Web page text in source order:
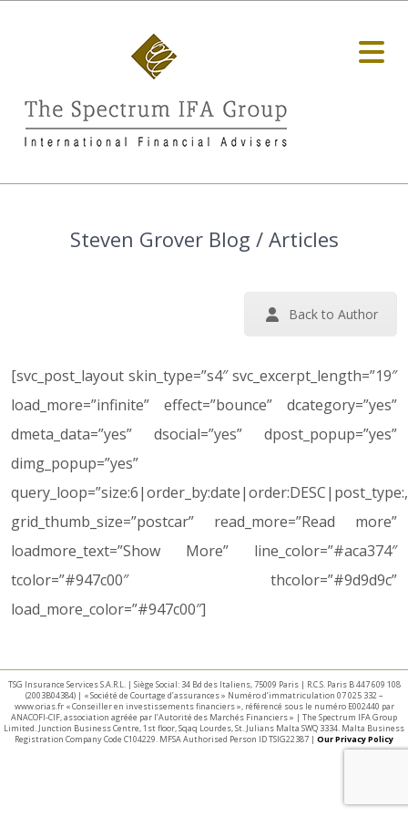
Steven Grover Blog / Articles
Back to Author
[svc_post_layout skin_type=”s4″ svc_excerpt_length=”19″
load_more=”infinite” effect=”bounce” dcategory=”yes”
dmeta_data=”yes” dsocial=”yes” dpost_popup=”yes”
dimg_popup=”yes”
grid_thumb_size=”postcar” read_more=”Read more”
loadmore_text=”Show More” line_color=”#aca374″
tcolor=”#947c00″ thcolor=”#9d9d9c”
load_more_color=”#947c00″]
TSG Insurance Services S.A.R.L. | Siège Social: 34 Bd des Italiens, 75009 Paris | R.C.S. Paris B 447 609 108
(2003B04384) | « Société de Courtage d’assurances » Numéro d’immatriculation 07 025 332 –
www.orias.fr « Conseiller en investissements financiers », référencé sous le numéro E002440 par
ANACOFI-CIF, association agréée par l’Autorité des Marchés Financiers » | The Spectrum IFA Group
Limited. Junction Business Centre, 1st floor, Sqaq Lourdes, St. Julians Malta SWQ 3334. Malta Business
Registration Company Code C104229. MFSA Authorised Person ID TSIG22387 | Our Privacy Policy